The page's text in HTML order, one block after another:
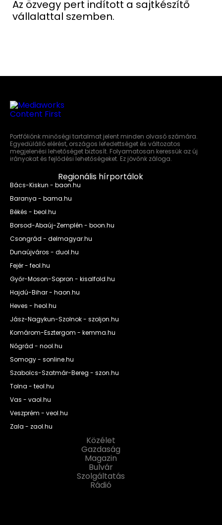
Az özvegy pert indított a sajtkészítő
vállalattal szemben.
Portfóliónk minőségi tartalmat jelent minden olvasó számára.
Egyedülálló elérést, országos lefedettséget és változatos
megjelenési lehetőséget biztosít. Folyamatosan keressük az új
irányokat és fejlődési lehetőségeket. Ez jövőnk záloga.
Regionális hírportálok
Bács-Kiskun - baon.hu
Baranya - bama.hu
Békés - beol.hu
Borsod-Abaúj-Zemplén - boon.hu
Csongrád - delmagyar.hu
Dunaújváros - duol.hu
Fejér - feol.hu
Győr-Moson-Sopron - kisalfold.hu
Hajdú-Bihar - haon.hu
Heves - heol.hu
Jász-Nagykun-Szolnok - szoljon.hu
Komárom-Esztergom - kemma.hu
Nógrád - nool.hu
Somogy - sonline.hu
Szabolcs-Szatmár-Bereg - szon.hu
Tolna - teol.hu
Vas - vaol.hu
Veszprém - veol.hu
Zala - zaol.hu
Közélet
Gazdaság
Magazin
Bulvár
Szolgáltatás
Rádió